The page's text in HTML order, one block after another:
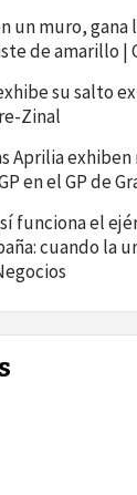
un muro, gana
de amarillo |
su salto
Zinal
Aprilia
en el GP de
funciona el
cuando la